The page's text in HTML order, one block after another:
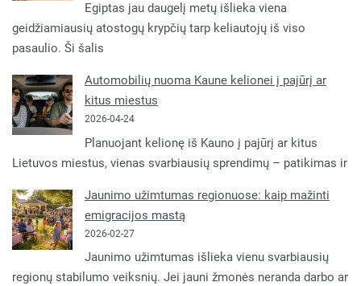
Egiptas jau daugelį metų išlieka viena
geidžiamiausių atostogų krypčių tarp keliautojų iš viso
pasaulio. Ši šalis
Automobilių nuoma Kaune kelionei į pajūrį ar
kitus miestus
2026-04-24
Planuojant kelionę iš Kauno į pajūrį ar kitus
Lietuvos miestus, vienas svarbiausių sprendimų – patikimas ir
Jaunimo užimtumas regionuose: kaip mažinti
emigracijos mastą
2026-02-27
Jaunimo užimtumas išlieka vienu svarbiausių
regionų stabilumo veiksnių. Jei jauni žmonės neranda darbo ar